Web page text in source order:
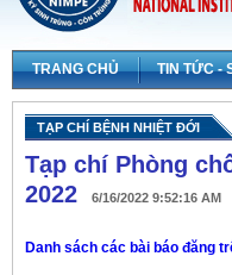
TRANG CHỦ TIN TỨC -
TẠP CHÍ BỆNH NHIỆT ĐỚI
Tạp chí Phòng
2022
6/16/2022 9:52:16 AM
Danh sách các bài báo đăng